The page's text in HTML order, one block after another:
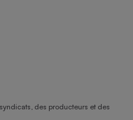
des producteurs et des